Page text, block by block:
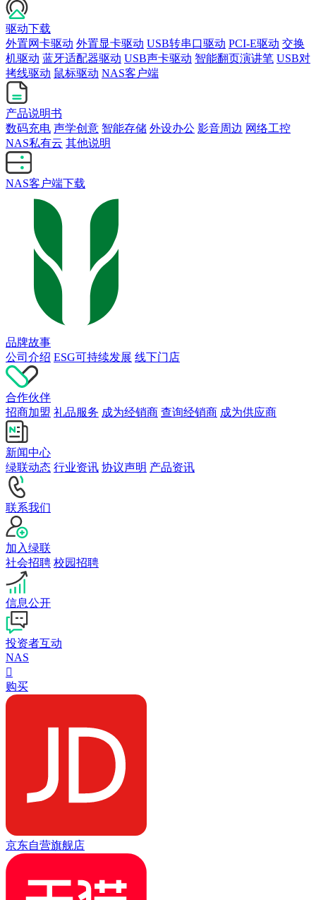
驱动下载
外置网卡驱动 外置显卡驱动 USB转串口驱动 PCI-E驱动 交换
机驱动 蓝牙适配器驱动 USB声卡驱动 智能翻页演讲笔 USB对
拷线驱动 鼠标驱动 NAS客户端
产品说明书
数码充电 声学创意 智能存储 外设办公 影音周边 网络工控
NAS私有云 其他说明
NAS客户端下载
品牌故事
公司介绍 ESG可持续发展 线下门店
合作伙伴
招商加盟 礼品服务 成为经销商 查询经销商 成为供应商
新闻中心
绿联动态 行业资讯 协议声明 产品资讯
联系我们
加入绿联
社会招聘 校园招聘
信息公开
投资者互动
NAS

购买
京东自营旗舰店